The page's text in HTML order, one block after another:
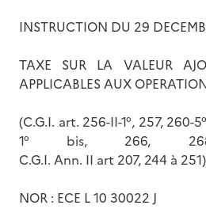
INSTRUCTION DU 29
TAXE SUR LA VALEUR
APPLICABLES AUX
(C.G.I. art. 256-II-1°, 257, 260-
1° bis, 266,
C.G.I. Ann. II art 207, 244 à
NOR : ECE L 10 30022 J